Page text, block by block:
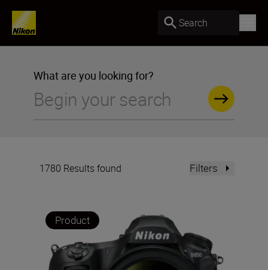
Search
What are you looking for?
1780 Results found Filters
Product